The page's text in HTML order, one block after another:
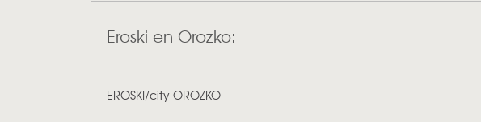
Eroski en Orozko:
EROSKI/city OROZKO